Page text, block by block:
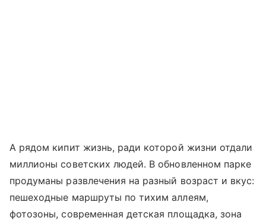
А рядом кипит жизнь, ради которой жизни отдали
миллионы советских людей. В обновленном парке
продуманы развлечения на разный возраст и вкус:
пешеходные маршруты по тихим аллеям,
фотозоны, современная детская площадка, зона